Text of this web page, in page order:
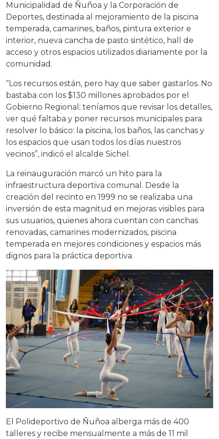
Municipalidad de Ñuñoa y la Corporación de
Deportes, destinada al mejoramiento de la piscina
temperada, camarines, baños, pintura exterior e
interior, nueva cancha de pasto sintético, hall de
acceso y otros espacios utilizados diariamente por la
comunidad.
“Los recursos están, pero hay que saber gastarlos. No
bastaba con los $130 millones aprobados por el
Gobierno Regional; teníamos que revisar los detalles,
ver qué faltaba y poner recursos municipales para
resolver lo básico: la piscina, los baños, las canchas y
los espacios que usan todos los días nuestros
vecinos”, indicó el alcalde Sichel.
La reinauguración marcó un hito para la
infraestructura deportiva comunal. Desde la
creación del recinto en 1999 no se realizaba una
inversión de esta magnitud en mejoras visibles para
sus usuarios, quienes ahora cuentan con canchas
renovadas, camarines modernizados, piscina
temperada en mejores condiciones y espacios más
dignos para la práctica deportiva.
El Polideportivo de Ñuñoa alberga más de 400
talleres y recibe mensualmente a más de 11 mil